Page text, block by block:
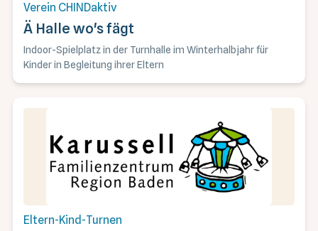
Ä Halle wo's fägt
Verein CHINDaktiv
Indoor-Spielplatz in der Turnhalle im Winterhalbjahr für
Kinder in Begleitung ihrer Eltern
Eltern-Kind-Turnen